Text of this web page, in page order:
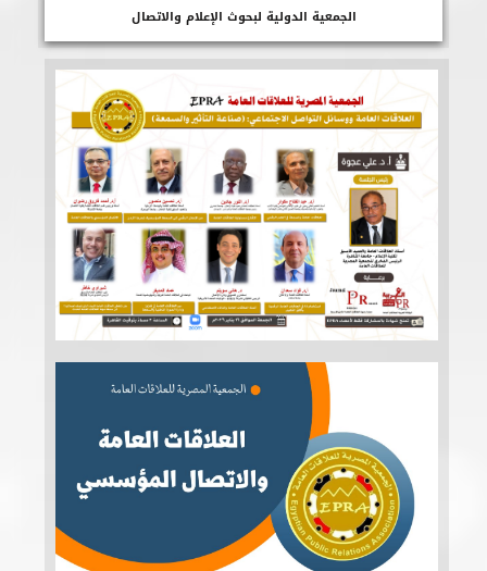
الجمعية الدولية لبحوث الإعلام والاتصال